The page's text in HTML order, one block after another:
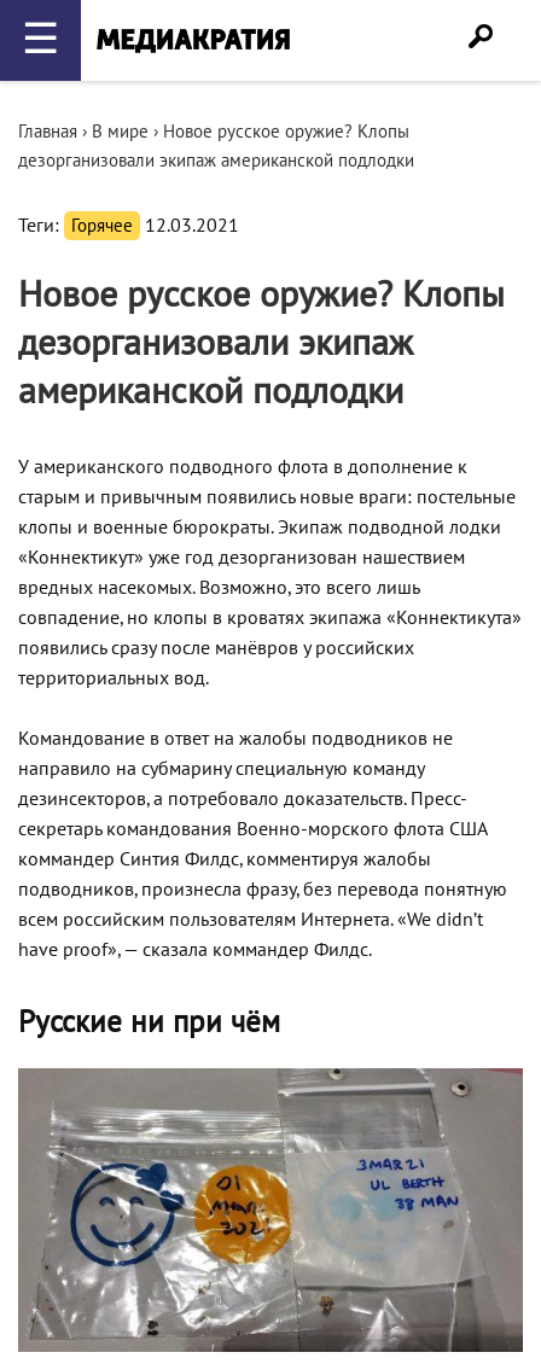
☰
Главная › В мире › Новое русское оружие? Клопы
дезорганизовали экипаж американской подлодки
Теги: Горячее 12.03.2021
Новое русское оружие? Клопы
дезорганизовали экипаж
американской подлодки
У американского подводного флота в дополнение к
старым и привычным появились новые враги: постельные
клопы и военные бюрократы. Экипаж подводной лодки
«Коннектикут» уже год дезорганизован нашествием
вредных насекомых. Возможно, это всего лишь
совпадение, но клопы в кроватях экипажа «Коннектикута»
появились сразу после манёвров у российских
территориальных вод.
Командование в ответ на жалобы подводников не
направило на субмарину специальную команду
дезинсекторов, а потребовало доказательств. Пресс-
секретарь командования Военно-морского флота США
коммандер Синтия Филдс, комментируя жалобы
подводников, произнесла фразу, без перевода понятную
всем российским пользователям Интернета. «We didn’t
have proof», — сказала коммандер Филдс.
Русские ни при чём